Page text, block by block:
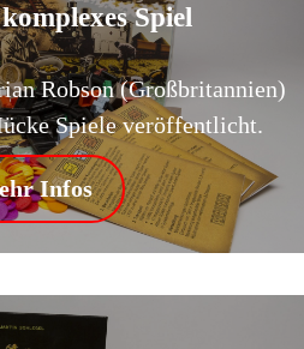
Spiel
Robson (Großbritannien)
Spiele veröffentlicht.
Infos